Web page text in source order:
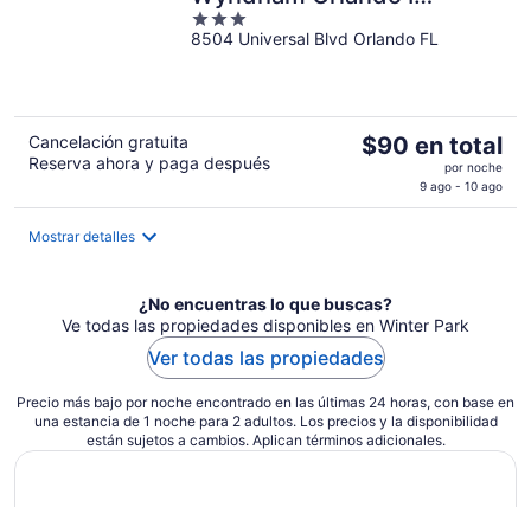
Drive/Conv Ctr
3
out
8504 Universal Blvd Orlando FL
Cancelación gratuita
Reserva ahora y paga después
El
de
por
noche
$90 en total
por noche
9 ago - 10 ago
Mostrar detalles
¿No encuentras lo que buscas?
Ve todas las propiedades disponibles en Winter Park
Ver todas las propiedades
Precio más bajo por noche encontrado en las últimas 24 horas, con base en
una estancia de 1 noche para 2 adultos. Los precios y la disponibilidad
están sujetos a cambios. Aplican términos adicionales.